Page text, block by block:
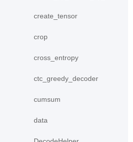
create_tensor
crop
cross_entropy
ctc_greedy_decoder
cumsum
data